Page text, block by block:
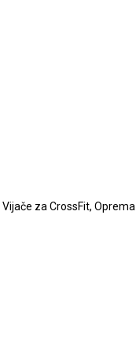
Vijače za CrossFit,